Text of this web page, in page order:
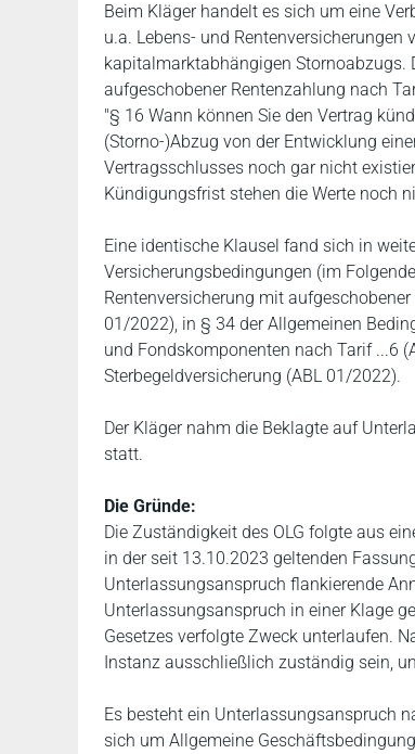
Beim Kläger handelt es sich um eine
u.a. Lebens- und
kapitalmarktabhängigen Stornoabzugs.
aufgeschobener Rentenzahlung nach
"§ 16 Wann können Sie den Vertrag
(Storno-)Abzug von der Entwicklung
Vertragsschlusses noch gar nicht
Kündigungsfrist stehen die Werte noch
Eine identische Klausel fand sich in
Versicherungsbedingungen (im
Rentenversicherung mit
01/2022), in § 34 der Allgemeinen
und Fondskomponenten nach Tarif ...6
Sterbegeldversicherung (ABL 01/2022).
Der Kläger nahm die Beklagte auf
statt.
Die Gründe:
Die Zuständigkeit des OLG folgte aus
in der seit 13.10.2023 geltenden
Unterlassungsanspruch flankierende
Unterlassungsanspruch in einer Klage
Gesetzes verfolgte Zweck unterlaufen.
Instanz ausschließlich zuständig sein,
Es besteht ein Unterlassungsanspruch
sich um Allgemeine